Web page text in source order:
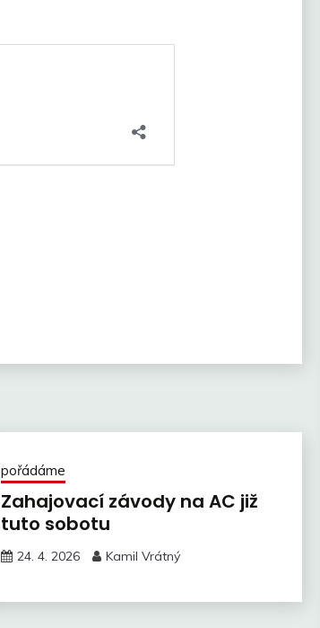
pořádáme
Zahajovací závody na AC již
tuto sobotu
24. 4. 2026 Kamil Vrátný